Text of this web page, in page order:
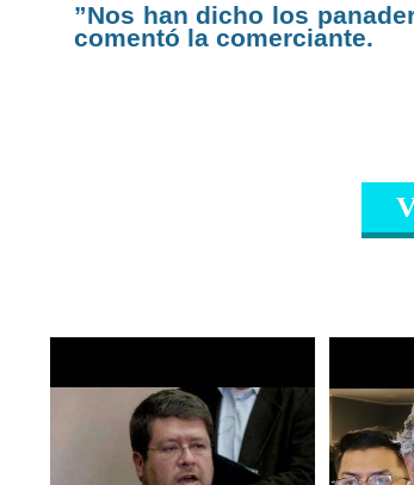
”Nos han dicho los
comentó la comerciante.